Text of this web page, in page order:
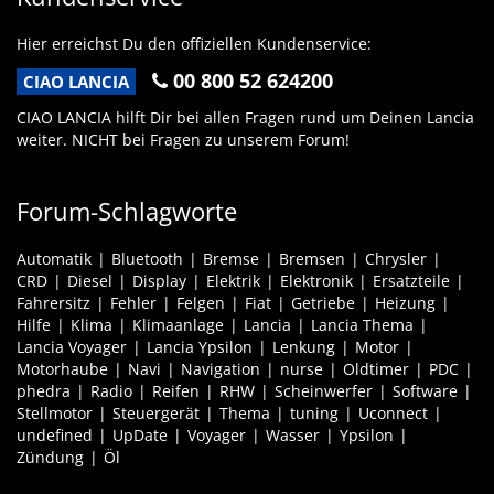
Hier erreichst Du den offiziellen Kundenservice:
CIAO LANCIA 00 800 52 624200
CIAO LANCIA hilft Dir bei allen Fragen rund um Deinen Lancia
weiter. NICHT bei Fragen zu unserem Forum!
Forum-Schlagworte
Automatik Bluetooth Bremse Bremsen
Chrysler
CRD
Diesel Display Elektrik Elektronik
Ersatzteile
Fahrersitz
Fehler Felgen Fiat Getriebe
Heizung
Hilfe
Klima Klimaanlage Lancia
Lancia Thema
Lancia Voyager
Lancia Ypsilon Lenkung
Motor
Motorhaube
Navi Navigation nurse Oldtimer
PDC
phedra
Radio Reifen RHW Scheinwerfer
Software
Stellmotor
Steuergerät Thema tuning
Uconnect
undefined
UpDate Voyager Wasser
Ypsilon
Zündung
Öl